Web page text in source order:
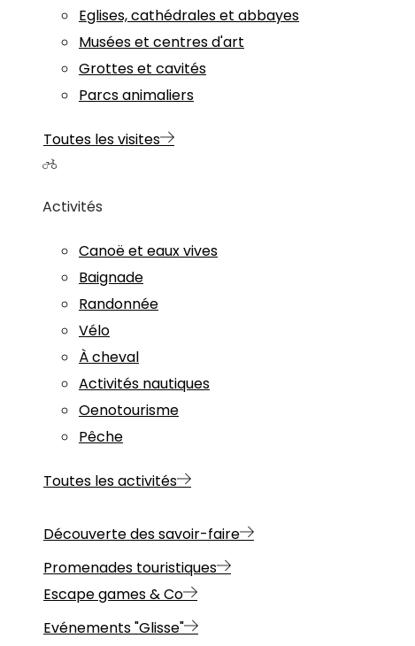
Eglises, cathédrales et abbayes
Musées et centres d'art
Grottes et cavités
Parcs animaliers
Toutes les visites
Activités
Canoë et eaux vives
Baignade
Randonnée
Vélo
À cheval
Activités nautiques
Oenotourisme
Pêche
Toutes les activités
Découverte des savoir-faire
Promenades touristiques
Escape games & Co
Evénements "Glisse"